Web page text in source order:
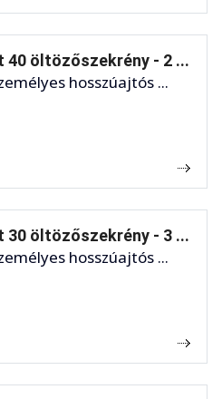
40 öltözőszekrény - 2 ...
hosszúajtós ...
30 öltözőszekrény - 3 ...
hosszúajtós ...